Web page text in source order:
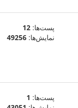
پست‌ها: 12
نمایش‌ها: 49256
پست‌ها: 1